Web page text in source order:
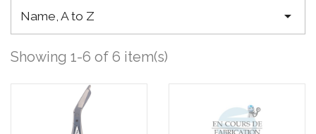
Name, A to Z 
Showing 1-6 of 6 item(s)